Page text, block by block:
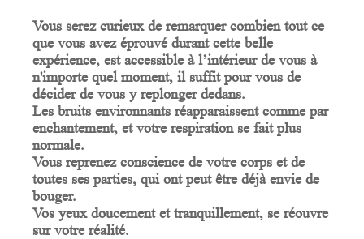
Vous serez curieux de remarquer combien tout ce
que vous avez éprouvé durant cette belle
expérience, est accessible à l’intérieur de vous à
n'importe quel moment, il suffit pour vous de
décider de vous y replonger dedans.
Les bruits environnants réapparaissent comme par
enchantement, et votre respiration se fait plus
normale.
Vous reprenez conscience de votre corps et de
toutes ses parties, qui ont peut être déjà envie de
bouger.
Vos yeux doucement et tranquillement, se réouvre
sur votre réalité.